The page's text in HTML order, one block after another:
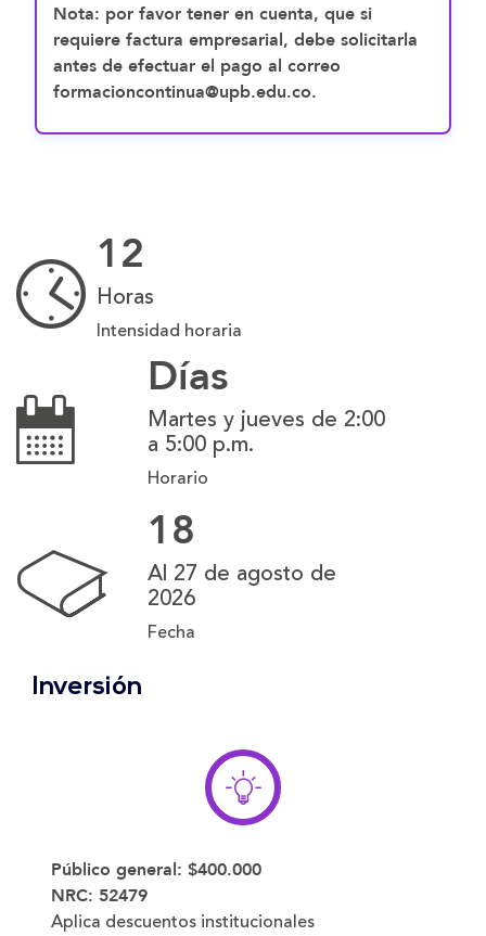
Nota: por favor tener en cuenta, que si
requiere factura empresarial, debe solicitarla
antes de efectuar el pago al correo
formacioncontinua@upb.edu.co.
12
Horas
Intensidad horaria
Días
Martes y jueves de 2:00
a 5:00 p.m.
Horario
18
Al 27 de agosto de
2026
Fecha
Inversión
Público general: $400.000
NRC: 52479
Aplica descuentos institucionales